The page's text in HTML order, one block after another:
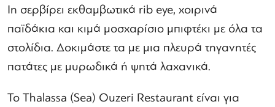
In σερβίρει εκθαμβωτικά rib eye, χοιρινά
παϊδάκια και κιμά μοσχαρίσιο μπιφτέκι με όλα τα
στολίδια. Δοκιμάστε τα με μια πλευρά τηγανητές
πατάτες με μυρωδικά ή ψητά λαχανικά.
Το Thalassa (Sea) Ouzeri Restaurant είναι για